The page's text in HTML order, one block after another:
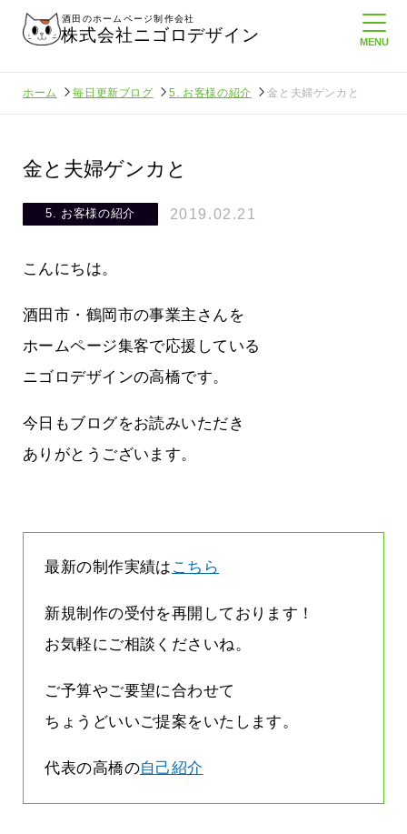
酒田のホームページ制作会社
株式会社ニゴロデザイン
ホーム 毎日更新ブログ 5. お客様の紹介 金と夫婦ゲンカと
金と夫婦ゲンカと
5. お客様の紹介 2019.02.21
こんにちは。
酒田市・鶴岡市の事業主さんを
ホームページ集客で応援している
ニゴロデザインの高橋です。
今日もブログをお読みいただき
ありがとうございます。
最新の制作実績は こちら
新規制作の受付を再開しております！
お気軽にご相談くださいね。
ご予算やご要望に合わせて
ちょうどいいご提案をいたします。
代表の高橋の自己紹介
よね